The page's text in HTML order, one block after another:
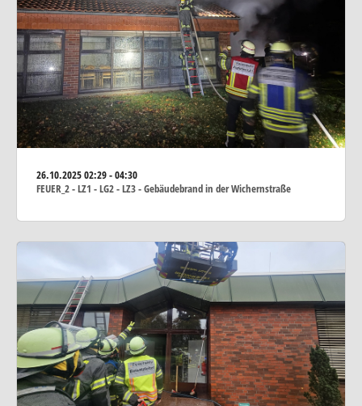
26.10.202502:29 - 04:30
FEUER_2 - LZ1 - LG2 - LZ3 - Gebäudebrand in der Wichernstraße